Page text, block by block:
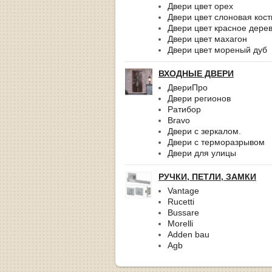
Двери цвет орех
Двери цвет слоновая
Двери цвет красное
Двери цвет махагон
Двери цвет мореный дуб
ВХОДНЫЕ ДВЕРИ
ДвериПро
Двери регионов
Ратибор
Bravo
Двери с зеркалом.
Двери с терморазрывом
Двери для улицы
РУЧКИ, ПЕТЛИ, ЗАМКИ
Vantage
Rucetti
Bussare
Morelli
Adden bau
Agb